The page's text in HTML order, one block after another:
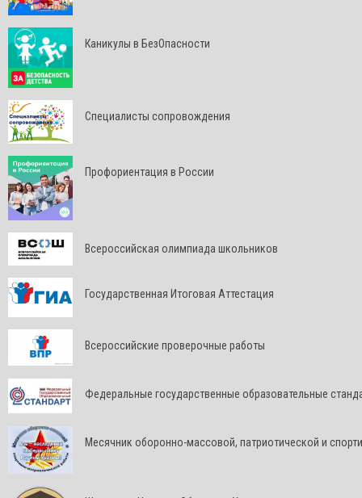
Каникулы в БезОпасности
Специалисты сопровождения
Профориентация в России
Всероссийская олимпиада школьников
Государственная Итоговая Аттестация
Всероссийские проверочные работы
Федеральные государственные образовательные
Месячник оборонно-массовой, патриотической и